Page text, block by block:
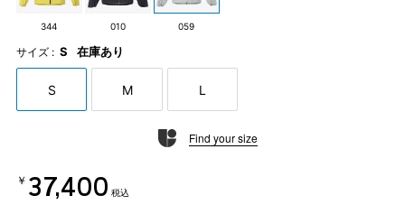
344 010 059
サイズ : S 在庫あり
S M L
Find your size
￥37,400 税込